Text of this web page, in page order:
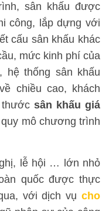
sân khấu được
công, lắp dựng với
cấu sân khấu khác
mức kinh phí của
hệ thống sân khấu
chiều cao, khách
sân khấu giá
mô chương trình
lễ hội … lớn nhỏ
quốc được thực
với dịch vụ cho